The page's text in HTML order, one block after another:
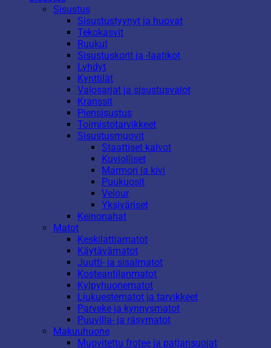
Sisustus
Sisustustyynyt ja huovat
Tekokasvit
Ruukut
Sisustuskorit ja -laatikot
Lyhdyt
Kynttilät
Valosarjat ja sisustusvalot
Kranssit
Piensisustus
Toimistotarvikkeet
Sisustusmuovit
Staattiset kalvot
Kuviolliset
Marmori ja kivi
Puukuosit
Velour
Yksiväriset
Keinonahat
Matot
Keskilattiamatot
Käytävämatot
Juutti- ja sisalmatot
Kosteantilanmatot
Kylpyhuonematot
Liukuestematot ja tarvikkeet
Parveke ja kynnysmatot
Puuvilla- ja räsymatot
Makuuhuone
Muovitettu frotee ja patjansuojat